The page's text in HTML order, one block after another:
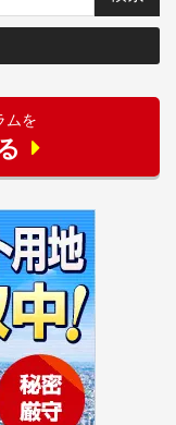
ムを